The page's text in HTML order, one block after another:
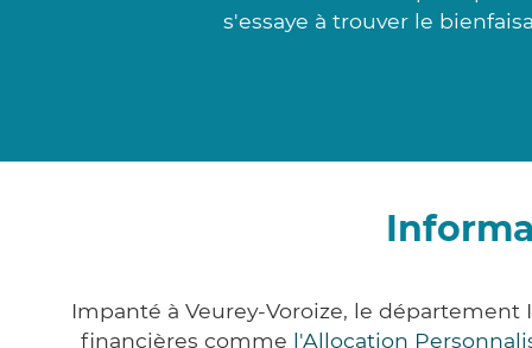
s'essaye à trouver le
Impanté à Veurey-Voroize, le
financières comme l'Allocation